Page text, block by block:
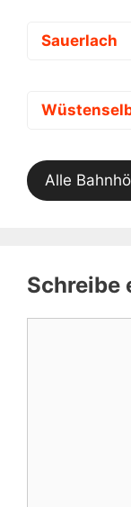
Sauerlach
Alle
Schreibe